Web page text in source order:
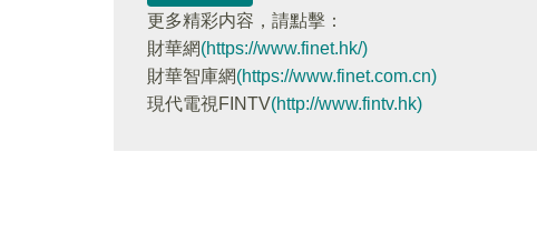
更多精彩内容，請點擊：
財華網(https://www.finet.hk/)
財華智庫網(https://www.finet.com.cn)
現代電視FINTV(http://www.fintv.hk)